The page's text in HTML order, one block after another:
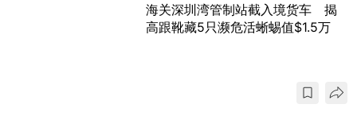
海关深圳湾管制站截入境货车 揭
高跟靴藏5只濒危活蜥蜴值$1.5万